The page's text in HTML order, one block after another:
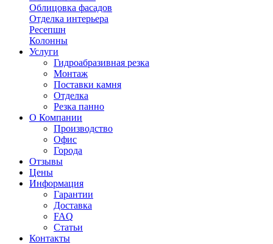
Облицовка фасадов
Отделка интерьера
Ресепшн
Колонны
Услуги
Гидроабразивная резка
Монтаж
Поставки камня
Отделка
Резка панно
О Компании
Производство
Офис
Города
Отзывы
Цены
Информация
Гарантии
Доставка
FAQ
Статьи
Контакты